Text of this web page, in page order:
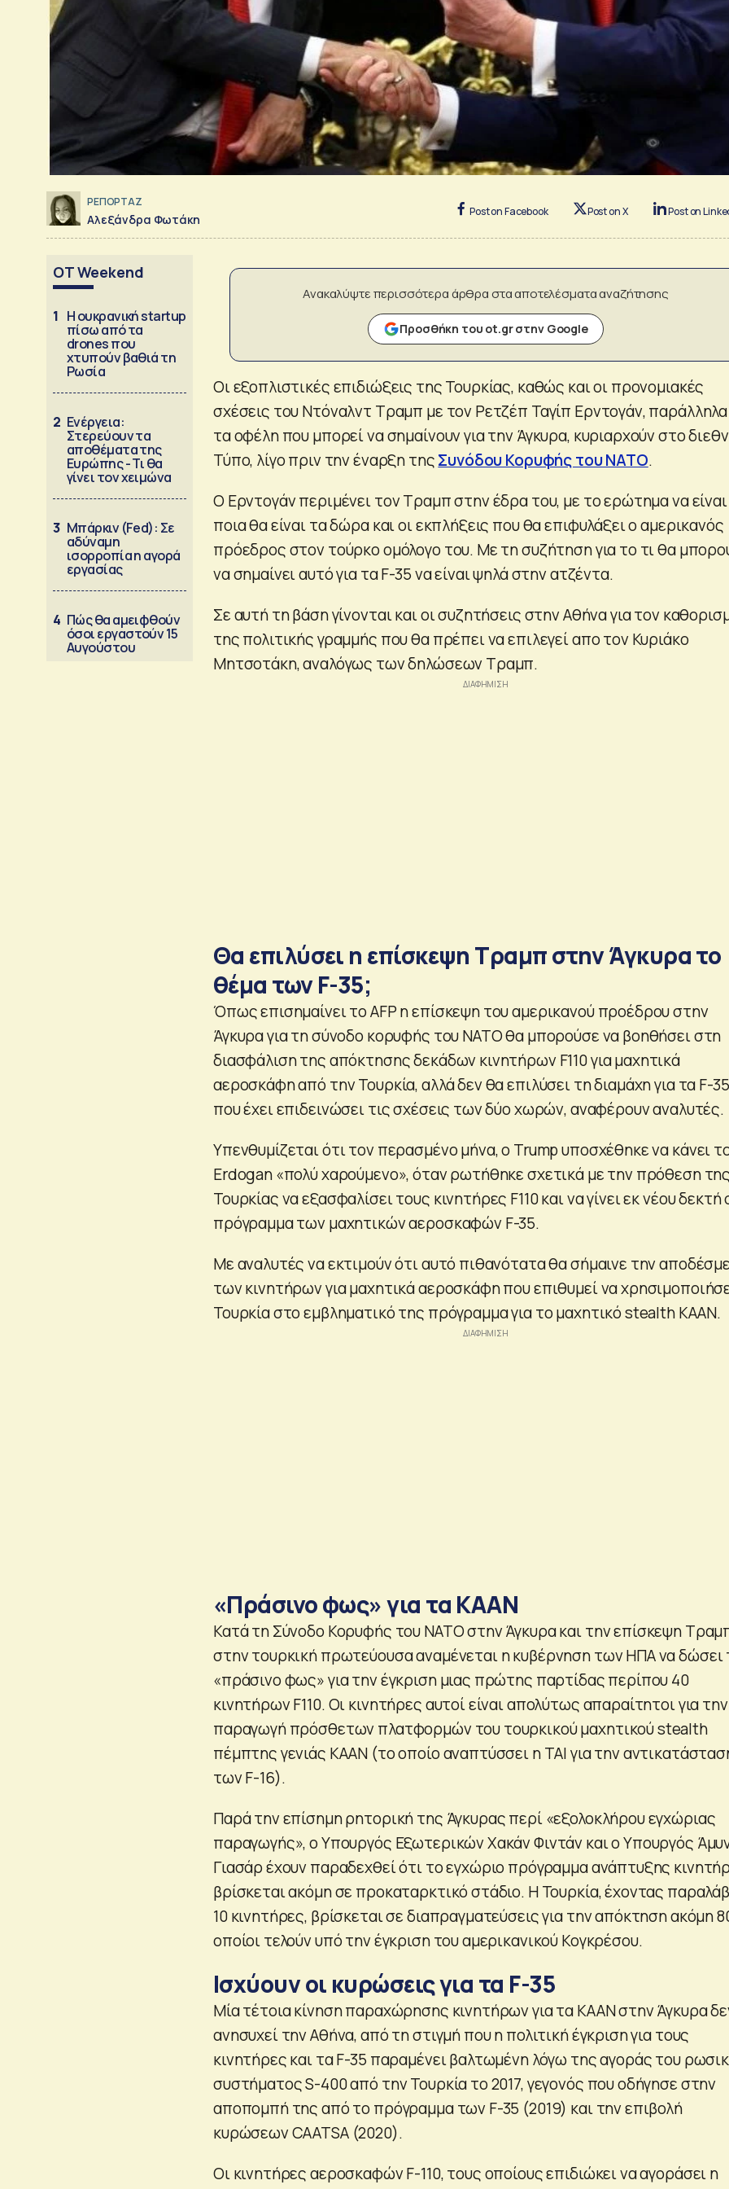
ΡΕΠΟΡΤΑΖ
Αλεξάνδρα Φωτάκη
Post on Facebook Post on X Post on
OT Weekend
1 Η ουκρανική startup
πίσω από τα
drones που
χτυπούν βαθιά τη
Ρωσία
2 Ενέργεια:
Στερεύουν τα
αποθέματα της
Ευρώπης - Τι θα
γίνει τον χειμώνα
3 Μπάρκιν (Fed): Σε
αδύναμη
ισορροπία η αγορά
εργασίας
4 Πώς θα αμειφθούν
όσοι εργαστούν 15
Αυγούστου
Ανακαλύψτε περισσότερα άρθρα στα αποτελέσματα αναζήτησης
Προσθήκη του ot.gr στην Google
Οι εξοπλιστικές επιδιώξεις της Τουρκίας, καθώς και οι προνομιακές
σχέσεις του Ντόναλντ Τραμπ με τον Ρετζέπ Ταγίπ Ερντογάν,
τα οφέλη που μπορεί να σημαίνουν για την Άγκυρα, κυριαρχούν στο
Τύπο, λίγο πριν την έναρξη τηςΣυνόδου Κορυφής του ΝΑΤΟ.
Ο Ερντογάν περιμένει τον Τραμπ στην έδρα του, με το ερώτημα να είναι
ποια θα είναι τα δώρα και οι εκπλήξεις που θα επιφυλάξει ο αμερικανός
πρόεδρος στον τούρκο ομόλογο του. Με τη συζήτηση για το τι θα
να σημαίνει αυτό για τα F-35 να είναι ψηλά στην ατζέντα.
Σε αυτή τη βάση γίνονται και οι συζητήσεις στην Αθήνα για τον
της πολιτικής γραμμής που θα πρέπει να επιλεγεί απο τον Κυριάκο
Μητσοτάκη, αναλόγως των δηλώσεων Τραμπ.
Θα επιλύσει η επίσκεψη Τραμπ στην Άγκυρα το
θέμα των F-35;
Όπως επισημαίνει το AFP η επίσκεψη του αμερικανού προέδρου στην
Άγκυρα για τη σύνοδο κορυφής του ΝΑΤΟ θα μπορούσε να βοηθήσει στη
διασφάλιση της απόκτησης δεκάδων κινητήρων F110 για μαχητικά
αεροσκάφη από την Τουρκία, αλλά δεν θα επιλύσει τη διαμάχη για τα F-35
που έχει επιδεινώσει τις σχέσεις των δύο χωρών, αναφέρουν αναλυτές.
Υπενθυμίζεται ότι τον περασμένο μήνα, ο Trump υποσχέθηκε να κάνει
Erdogan «πολύ χαρούμενο», όταν ρωτήθηκε σχετικά με την πρόθεση
Τουρκίας να εξασφαλίσει τους κινητήρες F110 και να γίνει εκ νέου δεκτή
πρόγραμμα των μαχητικών αεροσκαφών F-35.
Με αναλυτές να εκτιμούν ότι αυτό πιθανότατα θα σήμαινε την
των κινητήρων για μαχητικά αεροσκάφη που επιθυμεί να
Τουρκία στο εμβληματικό της πρόγραμμα για το μαχητικό stealth KAAN.
«Πράσινο φως» για τα ΚΑΑΝ
Κατά τη Σύνοδο Κορυφής του ΝΑΤΟ στην Άγκυρα και την επίσκεψη
στην τουρκική πρωτεύουσα αναμένεται η κυβέρνηση των ΗΠΑ να δώσει
«πράσινο φως» για την έγκριση μιας πρώτης παρτίδας περίπου 40
κινητήρων F110. Οι κινητήρες αυτοί είναι απολύτως απαραίτητοι για την
παραγωγή πρόσθετων πλατφορμών του τουρκικού μαχητικού stealth
πέμπτης γενιάς KAAN (το οποίο αναπτύσσει η TAI για την
των F-16).
Παρά την επίσημη ρητορική της Άγκυρας περί «εξολοκλήρου εγχώριας
παραγωγής», ο Υπουργός Εξωτερικών Χακάν Φιντάν και ο Υπουργός
Γιασάρ έχουν παραδεχθεί ότι το εγχώριο πρόγραμμα ανάπτυξης
βρίσκεται ακόμη σε προκαταρκτικό στάδιο. Η Τουρκία, έχοντας
10 κινητήρες, βρίσκεται σε διαπραγματεύσεις για την απόκτηση ακόμη
οποίοι τελούν υπό την έγκριση του αμερικανικού Κογκρέσου.
Ισχύουν οι κυρώσεις για τα F-35
Μία τέτοια κίνηση παραχώρησης κινητήρων για τα ΚΑΑΝ στην Άγκυρα
ανησυχεί την Αθήνα, από τη στιγμή που η πολιτική έγκριση για τους
κινητήρες και τα F-35 παραμένει βαλτωμένη λόγω της αγοράς του
συστήματος S-400 από την Τουρκία το 2017, γεγονός που οδήγησε στην
αποπομπή της από το πρόγραμμα των F-35 (2019) και την επιβολή
κυρώσεων CAATSA (2020).
Οι κινητήρες αεροσκαφών F-110, τους οποίους επιδιώκει να αγοράσει η